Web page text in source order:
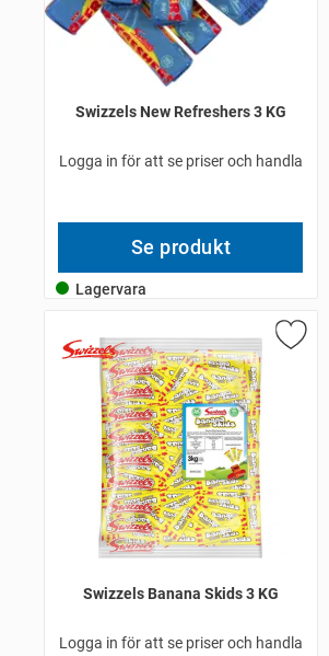
Swizzels New Refreshers 3 KG
Logga in för att se priser och handla
Se produkt
Lagervara
Swizzels Banana Skids 3 KG
Logga in för att se priser och handla